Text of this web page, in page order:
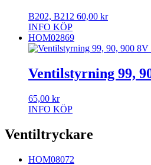
B202, B212 60,00 kr
INFO KÖP
HOM02869
Ventilstyrning 99,
65,00 kr
INFO KÖP
Ventiltryckare
HOM08072